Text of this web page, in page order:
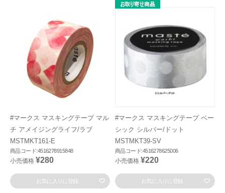
#マークス マスキングテープ マル
チ アメイジングライフ/ラブ
MSTMKT161-E
商品コード:4516278915848
小売価格 ¥280
お気に入りに登録
#マークス マスキングテープ ベー
シック シルバー/ドット
MSTMKT39-SV
商品コード:4516278625006
小売価格 ¥220
お気に入りに登録